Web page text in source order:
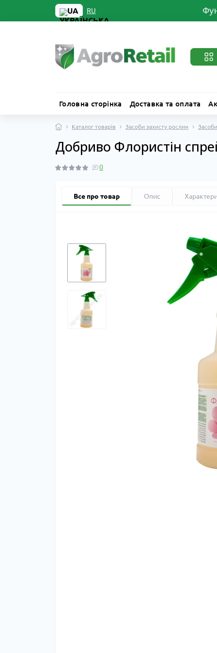
UA RU
Головна сторінка Доставка та оплата
Каталог товарів Засоби захисту рослин
Добриво Флористін
0
Все про товар Опис